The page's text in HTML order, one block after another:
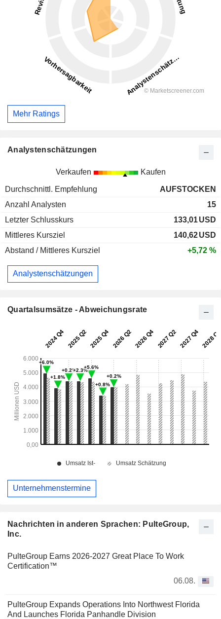
Nachrichten in anderen Sprachen: PulteGroup,
Inc.
PulteGroup Earns 2026-2027 Great Place To Work
Certification™
06.08.
PulteGroup Expands Operations Into Northwest Florida
And Launches Florida Panhandle Division
Mehr Ratings
Analystenschätzungen
Verkaufen Kaufen
Durchschnittl. Empfehlung
AUFSTOCKEN
Anzahl Analysten
15
Letzter Schlusskurs
133,01USD
Mittleres Kursziel
140,62USD
Abstand / Mittleres Kursziel
+5,72 %
Analystenschätzungen
Quartalsumsätze - Abweichungsrate
Unternehmenstermine